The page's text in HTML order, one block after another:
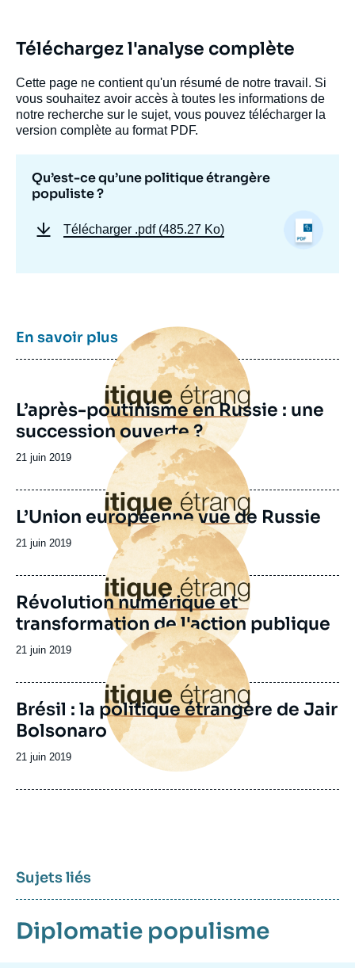
Téléchargez l'analyse complète
Cette page ne contient qu'un résumé de notre travail. Si
vous souhaitez avoir accès à toutes les informations de
notre recherche sur le sujet, vous pouvez télécharger la
version complète au format PDF.
Qu’est-ce qu’une politique étrangère
populiste ?
Télécharger .pdf (485.27 Ko)
En savoir plusImage
principale
L’après-poutinisme en Russie : une
succession ouverte ?
Date
publication
21 juin 2019
Image
principale
L’Union européenne vue de Russie
Date
publication
21 juin 2019
Image
principale
Révolution numérique et
transformation de l'action publique
Date
publication
21 juin 2019
Image
principale
Brésil : la politique étrangère de Jair
Bolsonaro
Date
publication
21 juin 2019
Sujets liés
Diplomatie populisme
Image
de
la
Sandra DESTRADI, « Qu’est-ce qu’une